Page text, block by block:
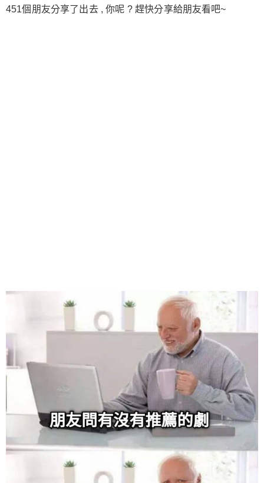
451個朋友分享了出去 , 你呢 ? 趕快分享給朋友看吧~
给admin打赏
10付费内容